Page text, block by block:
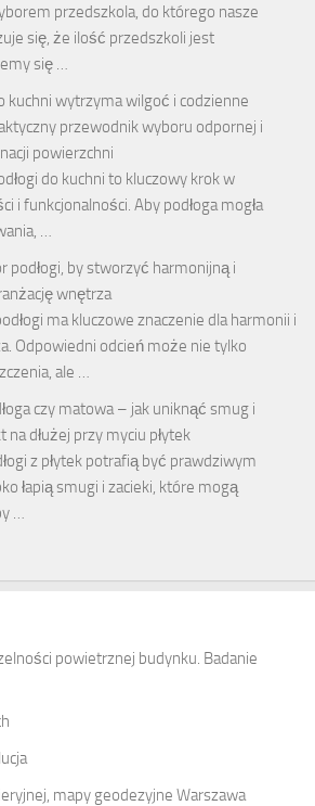
przedszkola, do którego nasze
się, że ilość przedszkoli jest
się …
kuchni wytrzyma wilgoć i codzienne
przewodnik wyboru odpornej i
powierzchni
do kuchni to kluczowy krok w
i funkcjonalności. Aby podłoga mogła
…
podłogi, by stworzyć harmonijną i
wnętrza
ma kluczowe znaczenie dla harmonii i
Odpowiedni odcień może nie tylko
ale …
czy matowa – jak uniknąć smug i
na dłużej przy myciu płytek
z płytek potrafią być prawdziwym
łapią smugi i zacieki, które mogą
…
powietrznej budynku. Badanie
mapy geodezyjne Warszawa